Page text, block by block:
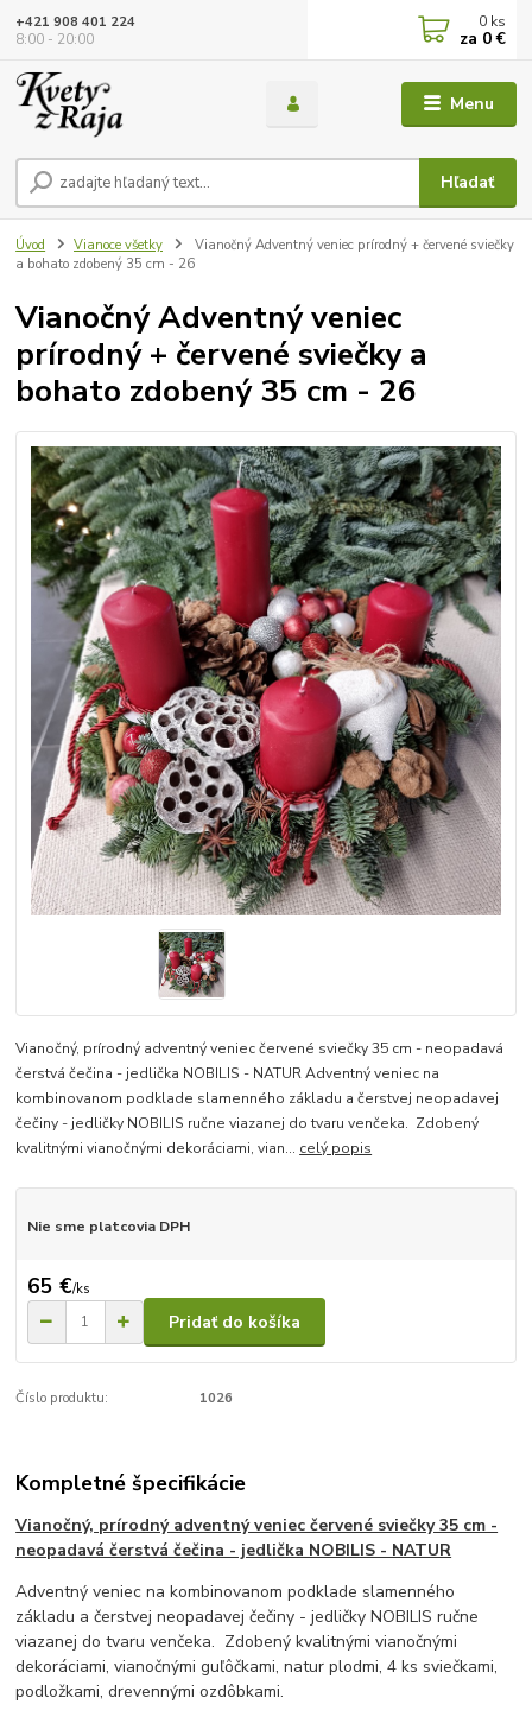
Menu
Hľadať
+421 908 401 224
8:00 - 20:00
0 ks
za 0 €
Úvod Vianoce všetky
Vianočný Adventný veniec prírodný + červené sviečky
a bohato zdobený 35 cm - 26
Vianočný Adventný veniec
prírodný + červené sviečky a
bohato zdobený 35 cm - 26
Vianočný, prírodný adventný veniec červené sviečky 35 cm - neopadavá
čerstvá čečina - jedlička NOBILIS - NATUR Adventný veniec na
kombinovanom podklade slamenného základu a čerstvej neopadavej
čečiny - jedličky NOBILIS ručne viazanej do tvaru venčeka. Zdobený
kvalitnými vianočnými dekoráciami, vian... celý popis
Nie sme platcovia DPH
65 €/ks
Pridať do košíka
Číslo produktu: 1026
Kompletné špecifikácie
Vianočný, prírodný adventný veniec červené sviečky 35 cm -
neopadavá čerstvá čečina - jedlička NOBILIS - NATUR
Adventný veniec na kombinovanom podklade slamenného
základu a čerstvej neopadavej čečiny - jedličky NOBILIS ručne
viazanej do tvaru venčeka. Zdobený kvalitnými vianočnými
dekoráciami, vianočnými guľôčkami, natur plodmi, 4 ks sviečkami,
podložkami, drevennými ozdôbkami.